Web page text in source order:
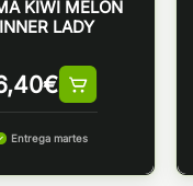
KIWI MELON
LADY
€
Entrega martes